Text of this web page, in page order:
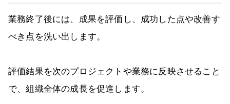
業務終了後には、成果を評価し、成功した点や改善す
べき点を洗い出します。
評価結果を次のプロジェクトや業務に反映させること
で、組織全体の成長を促進します。